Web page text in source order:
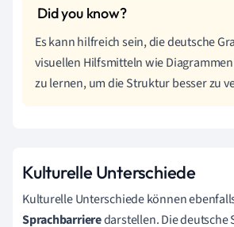
Es kann hilfreich sein, die deutsche
visuellen Hilfsmitteln wie
zu lernen, um die Struktur besser zu
Kulturelle Unterschiede
Kulturelle Unterschiede können
Sprachbarrieredarstellen. Die deutsche